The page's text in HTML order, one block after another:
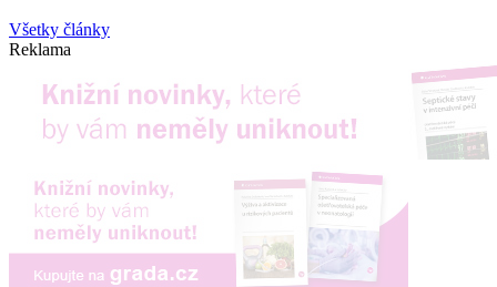
Všetky články
Reklama